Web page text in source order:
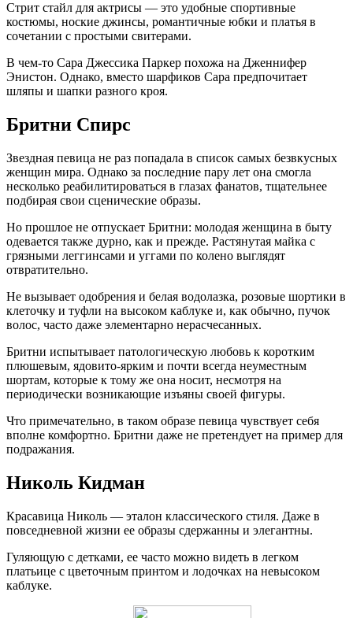
Стрит стайл для актрисы — это удобные спортивные
костюмы, ноские джинсы, романтичные юбки и платья в
сочетании с простыми свитерами.
В чем-то Сара Джессика Паркер похожа на Дженнифер
Энистон. Однако, вместо шарфиков Сара предпочитает
шляпы и шапки разного кроя.
Бритни Спирс
Звездная певица не раз попадала в список самых безвкусных
женщин мира. Однако за последние пару лет она смогла
несколько реабилитироваться в глазах фанатов, тщательнее
подбирая свои сценические образы.
Но прошлое не отпускает Бритни: молодая женщина в быту
одевается также дурно, как и прежде. Растянутая майка с
грязными леггинсами и уггами по колено выглядят
отвратительно.
Не вызывает одобрения и белая водолазка, розовые шортики в
клеточку и туфли на высоком каблуке и, как обычно, пучок
волос, часто даже элементарно нерасчесанных.
Бритни испытывает патологическую любовь к коротким
плюшевым, ядовито-ярким и почти всегда неуместным
шортам, которые к тому же она носит, несмотря на
периодически возникающие изъяны своей фигуры.
Что примечательно, в таком образе певица чувствует себя
вполне комфортно. Бритни даже не претендует на пример для
подражания.
Николь Кидман
Красавица Николь — эталон классического стиля. Даже в
повседневной жизни ее образы сдержанны и элегантны.
Гуляющую с детками, ее часто можно видеть в легком
платьице с цветочным принтом и лодочках на невысоком
каблуке.